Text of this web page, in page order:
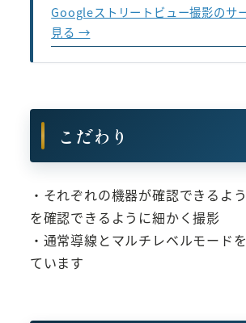
Googleストリートビュー撮影のサ
見る →
こだわり
・それぞれの機器が確認できるよ
を確認できるように細かく撮影
・通常導線とマルチレベルモード
ています